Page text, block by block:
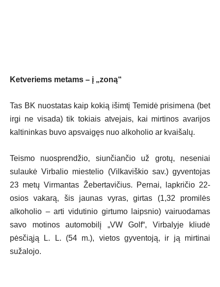
Ketveriems metams – į „zoną“
Tas BK nuostatas kaip kokią išimtį Temidė prisimena (bet
irgi ne visada) tik tokiais atvejais, kai mirtinos avarijos
kaltininkas buvo apsvaigęs nuo alkoholio ar kvaišalų.
Teismo nuosprendžio, siunčiančio už grotų, neseniai
sulaukė Virbalio miestelio (Vilkaviškio sav.) gyventojas
23 metų Virmantas Žebertavičius. Pernai, lapkričio 22-
osios vakarą, šis jaunas vyras, girtas (1,32 promilės
alkoholio – arti vidutinio girtumo laipsnio) vairuodamas
savo motinos automobilį „VW Golf“, Virbalyje kliudė
pėsčiąją L. L. (54 m.), vietos gyventoją, ir ją mirtinai
sužalojo.